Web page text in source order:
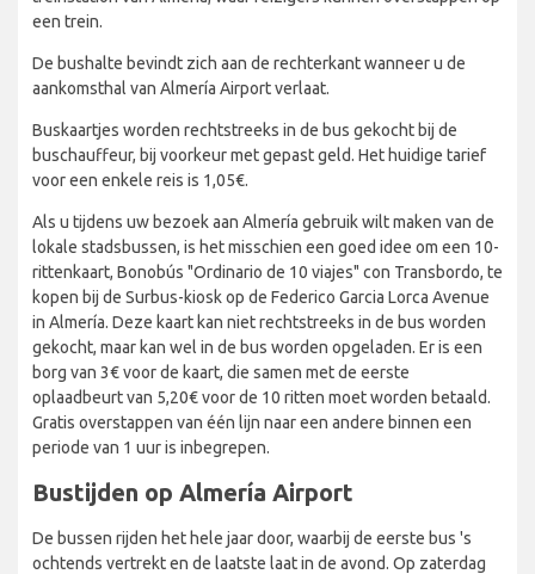
een trein.
De bushalte bevindt zich aan de rechterkant wanneer u de
aankomsthal van Almería Airport verlaat.
Buskaartjes worden rechtstreeks in de bus gekocht bij de
buschauffeur, bij voorkeur met gepast geld. Het huidige tarief
voor een enkele reis is 1,05€.
Als u tijdens uw bezoek aan Almería gebruik wilt maken van de
lokale stadsbussen, is het misschien een goed idee om een 10-
rittenkaart, Bonobús "Ordinario de 10 viajes" con Transbordo, te
kopen bij de Surbus-kiosk op de Federico Garcia Lorca Avenue
in Almería. Deze kaart kan niet rechtstreeks in de bus worden
gekocht, maar kan wel in de bus worden opgeladen. Er is een
borg van 3€ voor de kaart, die samen met de eerste
oplaadbeurt van 5,20€ voor de 10 ritten moet worden betaald.
Gratis overstappen van één lijn naar een andere binnen een
periode van 1 uur is inbegrepen.
Bustijden op Almería Airport
De bussen rijden het hele jaar door, waarbij de eerste bus 's
ochtends vertrekt en de laatste laat in de avond. Op zaterdag